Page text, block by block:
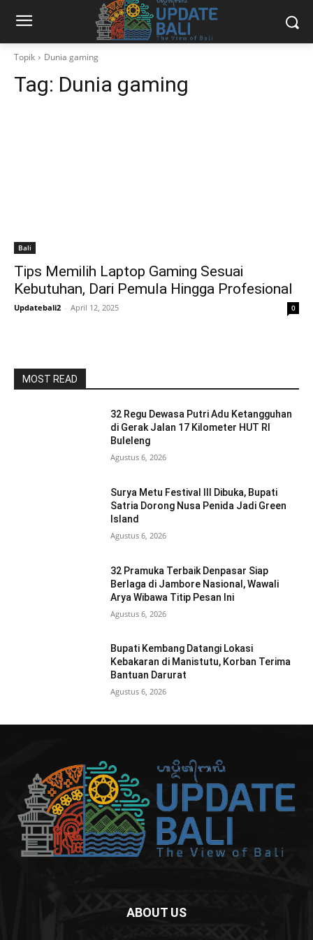
Topik Dunia gaming
Tag: Dunia gaming
Bali
Tips Memilih Laptop Gaming Sesuai
Kebutuhan, Dari Pemula Hingga Profesional
Updatebali2 - April 12, 2025 0
MOST READ
32 Regu Dewasa Putri Adu Ketangguhan
di Gerak Jalan 17 Kilometer HUT RI
Buleleng
Agustus 6, 2026
Surya Metu Festival III Dibuka, Bupati
Satria Dorong Nusa Penida Jadi Green
Island
Agustus 6, 2026
32 Pramuka Terbaik Denpasar Siap
Berlaga di Jambore Nasional, Wawali
Arya Wibawa Titip Pesan Ini
Agustus 6, 2026
Bupati Kembang Datangi Lokasi
Kebakaran di Manistutu, Korban Terima
Bantuan Darurat
Agustus 6, 2026
ABOUT US